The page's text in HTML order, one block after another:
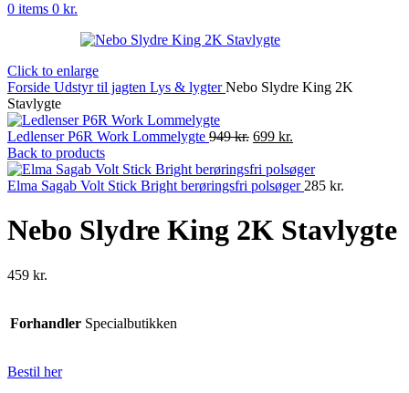
0 items 0 kr.
Click to enlarge
Forside Udstyr til jagten Lys & lygterNebo Slydre King 2K
Stavlygte
Ledlenser P6R Work Lommelygte 949kr. Original
was:
949 kr..
699 kr.
is:
699 kr..
Back to products
Elma Sagab Volt Stick Bright berøringsfri polsøger 285 kr.
Nebo Slydre King 2K Stavlygte
459 kr.
Forhandler Specialbutikken
Bestil her